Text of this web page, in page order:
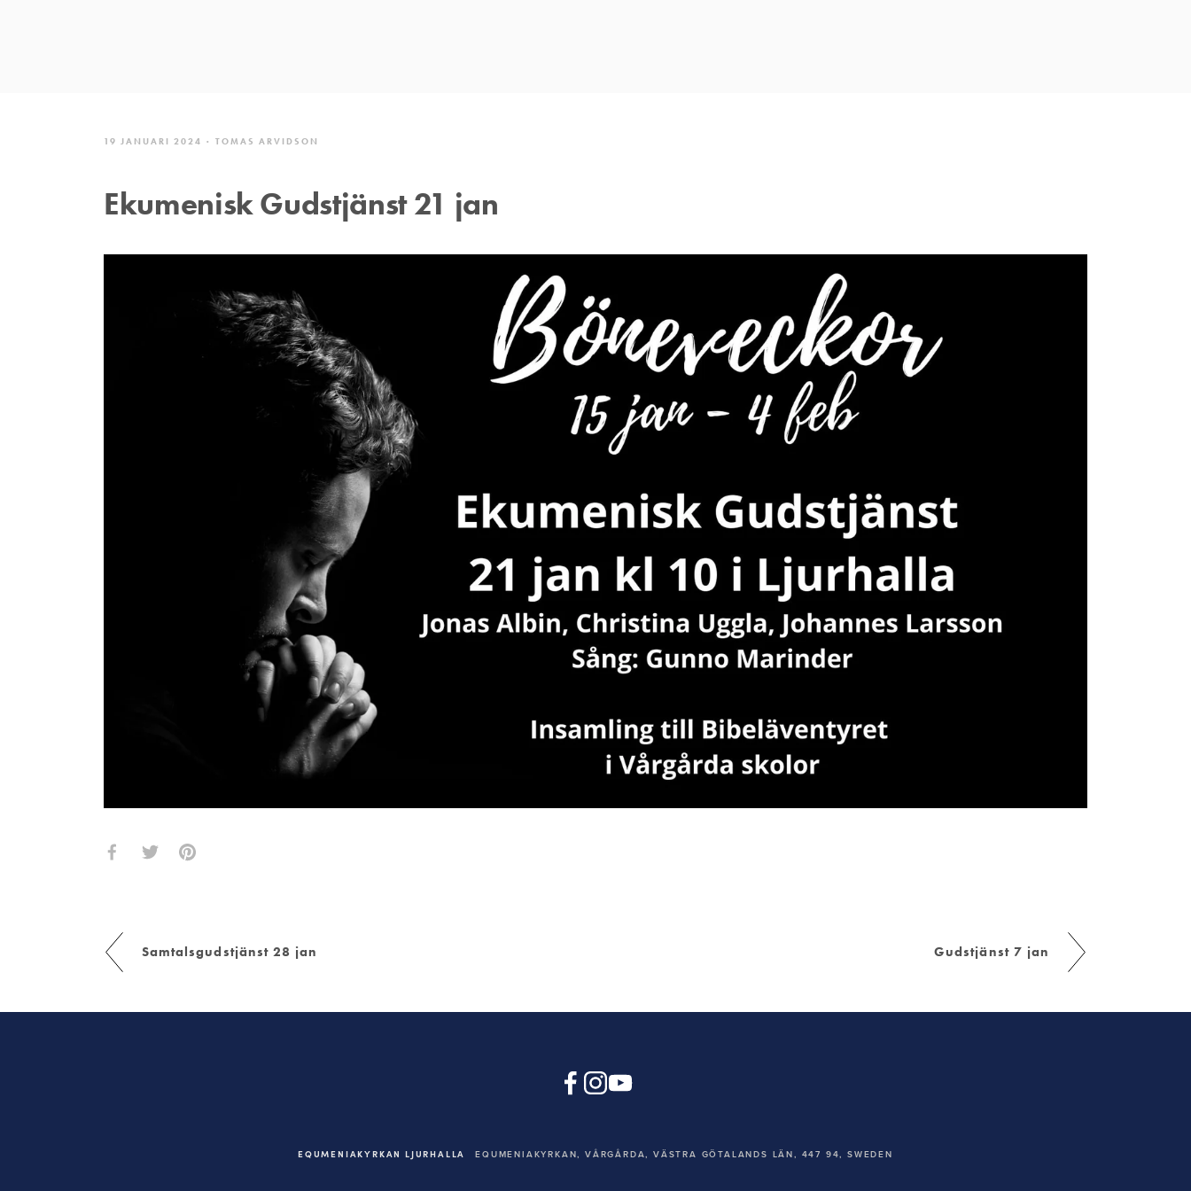
Ekumenisk Gudstjänst 21 jan
TOMAS ARVIDSON
19 JANUARI 2024
Samtalsgudstjänst 28 jan Gudstjänst 7 jan
EQUMENIAKYRKAN LJURHALLA EQUMENIAKYRKAN, VÅRGÅRDA, VÄSTRA GÖTALANDS LÄN, 447 94, SWEDEN